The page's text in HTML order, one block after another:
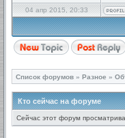
04 апр 2015, 20:33
Список форумов » Разное »
Кто сейчас на форуме
Сейчас этот форум